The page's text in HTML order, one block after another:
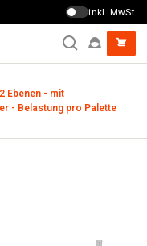
inkl. MwSt.
Ebenen - mit
- Belastung pro Palette